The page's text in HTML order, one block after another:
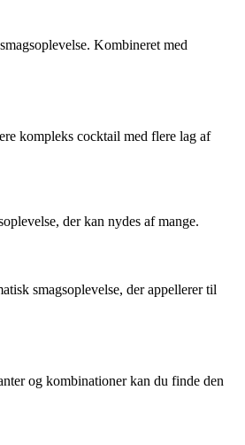
Kombineret med
kompleks cocktail med flere lag af
der kan nydes af mange.
smagsoplevelse, der appellerer til
og kombinationer kan du finde den